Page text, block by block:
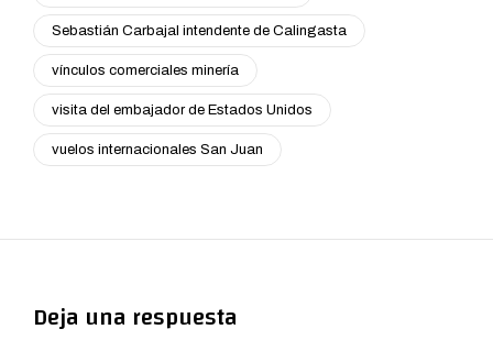
Sebastián Carbajal intendente de Calingasta
vínculos comerciales minería
visita del embajador de Estados Unidos
vuelos internacionales San Juan
Deja una respuesta